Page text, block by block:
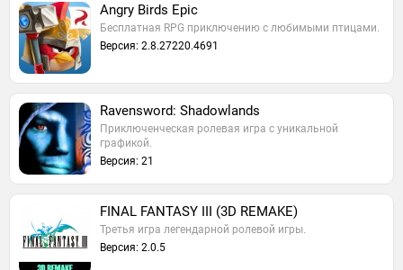
Angry Birds Epic
Бесплатная RPG приключению с любимыми птицами.
Версия: 2.8.27220.4691
Ravensword: Shadowlands
Приключенческая ролевая игра с уникальной
графикой.
Версия: 21
FINAL FANTASY III (3D REMAKE)
Третья игра легендарной ролевой игры.
Версия: 2.0.5